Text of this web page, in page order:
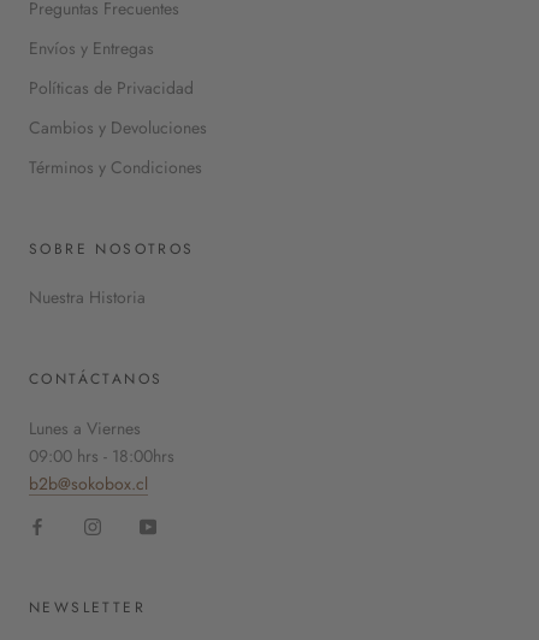
Preguntas Frecuentes
Envíos y Entregas
Políticas de Privacidad
Cambios y Devoluciones
Términos y Condiciones
SOBRE NOSOTROS
Nuestra Historia
CONTÁCTANOS
Lunes a Viernes
09:00 hrs - 18:00hrs
b2b@sokobox.cl
NEWSLETTER